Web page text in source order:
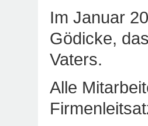
Im Januar
Gödicke,
Vaters.
Alle